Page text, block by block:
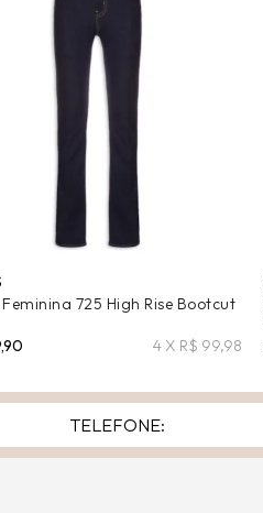
725 High Rise Bootcut
4 X R$ 99,98